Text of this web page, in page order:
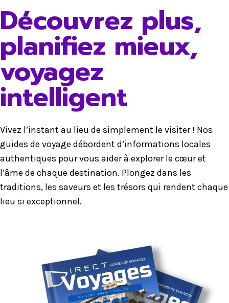
Découvrez plus,
planifiez mieux,
voyagez
intelligent
Vivez l’instant au lieu de simplement le visiter ! Nos
guides de voyage débordent d’informations locales
authentiques pour vous aider à explorer le cœur et
l’âme de chaque destination. Plongez dans les
traditions, les saveurs et les trésors qui rendent chaque
lieu si exceptionnel.